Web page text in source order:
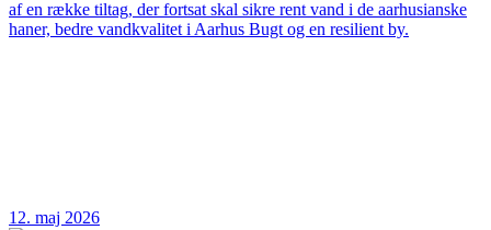
af en række tiltag, der fortsat skal sikre rent vand i de aarhusianske
haner, bedre vandkvalitet i Aarhus Bugt og en resilient by.
12. maj 2026